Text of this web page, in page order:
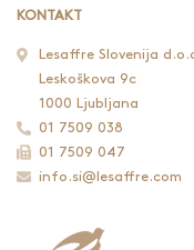
KONTAKT
Lesaffre Slovenija
Leskoškova 9c
1000 Ljubljana
01 7509 038
01 7509 047
info.si@lesaffre.com